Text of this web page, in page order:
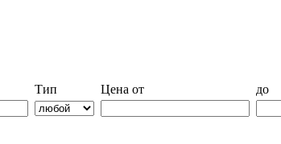
Тип Цена от
до